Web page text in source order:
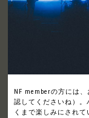
NF memberの方には
認してくださいね）。
くまで楽しみにされ